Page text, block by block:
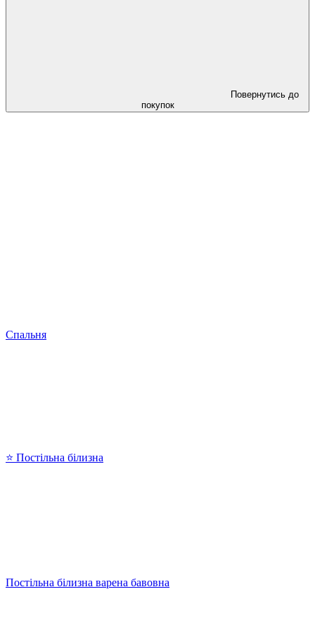
Повернутись до
покупок
Спальня
⭐ Постільна білизна
Постільна білизна варена бавовна